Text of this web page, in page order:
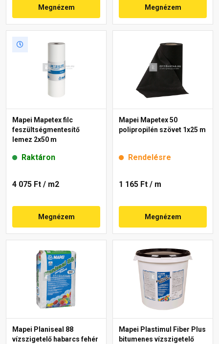
Megnézem Megnézem
Mapei Mapetex filc
feszültségmentesítő
lemez 2x50 m
Raktáron
4 075 Ft / m2
Megnézem
Mapei Mapetex 50
polipropilén szövet 1x25 m
Rendelésre
1 165 Ft / m
Megnézem
Mapei Planiseal 88
vízszigetelő habarcs fehér
Mapei Plastimul Fiber Plus
bitumenes vízszigetelő